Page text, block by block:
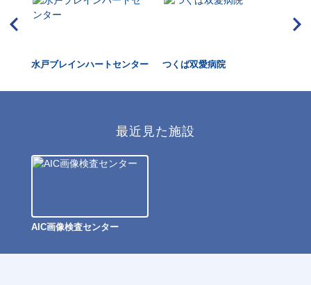
水戸ブレインハートセンター つくば双愛病院
最近見た施設
AIC画像検査センター